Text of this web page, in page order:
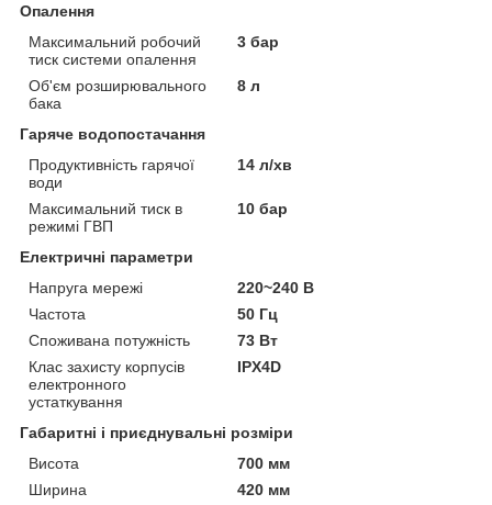
Опалення
Максимальний робочий
тиск системи опалення
3 бар
Об'єм розширювального
бака
8 л
Гаряче водопостачання
Продуктивність гарячої
води
14 л/хв
Максимальний тиск в
режимі ГВП
10 бар
Електричні параметри
Напруга мережі
220~240 В
Частота
50 Гц
Споживана потужність
73 Вт
Клас захисту корпусів
електронного
устаткування
IPX4D
Габаритні і приєднувальні розміри
Висота
700 мм
Ширина
420 мм